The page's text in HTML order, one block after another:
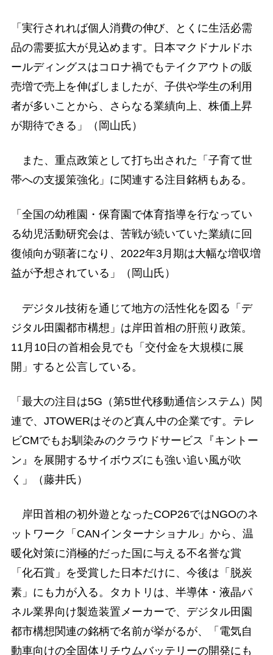
「実行されれば個人消費の伸び、とくに生活必需
品の需要拡大が見込めます。日本マクドナルドホ
ールディングスはコロナ禍でもテイクアウトの販
売増で売上を伸ばしましたが、子供や学生の利用
者が多いことから、さらなる業績向上、株価上昇
が期待できる」（岡山氏）
また、重点政策として打ち出された「子育て世
帯への支援策強化」に関連する注目銘柄もある。
「全国の幼稚園・保育園で体育指導を行なってい
る幼児活動研究会は、苦戦が続いていた業績に回
復傾向が顕著になり、2022年3月期は大幅な増収増
益が予想されている」（岡山氏）
デジタル技術を通じて地方の活性化を図る「デ
ジタル田園都市構想」は岸田首相の肝煎り政策。
11月10日の首相会見でも「交付金を大規模に展
開」すると公言している。
「最大の注目は5G（第5世代移動通信システム）関
連で、JTOWERはそのど真ん中の企業です。テレ
ビCMでもお馴染みのクラウドサービス『キントー
ン』を展開するサイボウズにも強い追い風が吹
く」（藤井氏）
岸田首相の初外遊となったCOP26ではNGOのネ
ットワーク「CANインターナショナル」から、温
暖化対策に消極的だった国に与える不名誉な賞
「化石賞」を受賞した日本だけに、今後は「脱炭
素」にも力が入る。タカトリは、半導体・液晶パ
ネル業界向け製造装置メーカーで、デジタル田園
都市構想関連の銘柄で名前が挙がるが、「電気自
動車向けの全固体リチウムバッテリーの開発にも